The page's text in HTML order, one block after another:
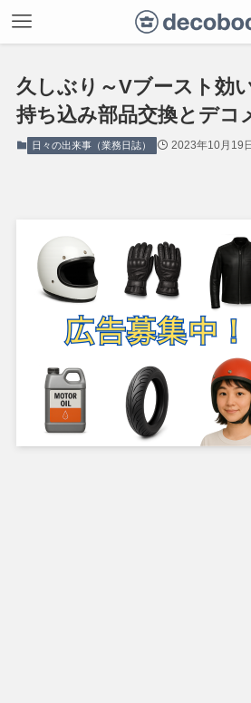
久しぶり～Vブースト効
持ち込み部品交換とデコ
日々の出来事（業務日誌） 2023年10月19日